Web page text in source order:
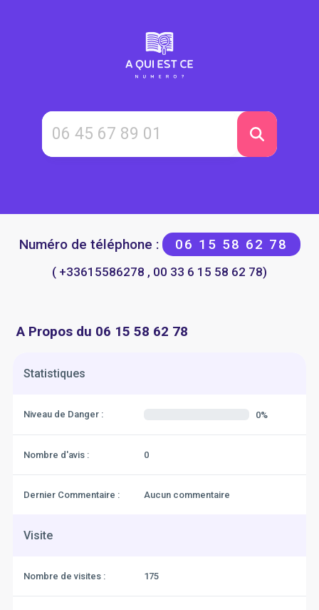
Numéro de téléphone : 06 15 58 62 78
( +33615586278 , 00 33 6 15 58 62 78)
A Propos du 06 15 58 62 78
Statistiques
Niveau de Danger : 0%
Nombre d'avis : 0
Dernier Commentaire : Aucun commentaire
Visite
Nombre de visites : 175